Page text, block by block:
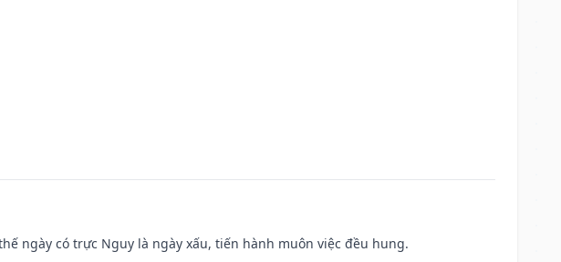
ngày có trực Nguy là ngày xấu, tiến hành muôn việc đều hung.